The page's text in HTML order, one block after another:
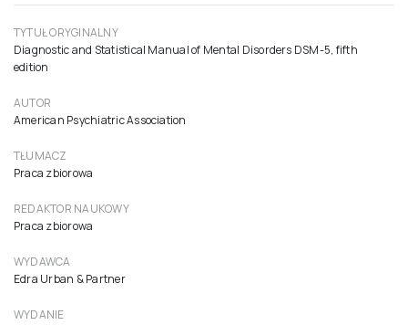
TYTUŁ ORYGINALNY
Diagnostic and Statistical Manual of Mental Disorders DSM-5, fifth
edition
AUTOR
American Psychiatric Association
TŁUMACZ
Praca zbiorowa
REDAKTOR NAUKOWY
Praca zbiorowa
WYDAWCA
Edra Urban & Partner
WYDANIE